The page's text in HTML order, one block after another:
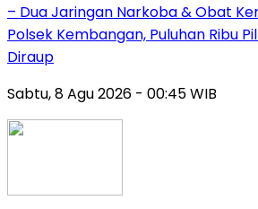
– Dua Jaringan Narkoba & Obat
Polsek Kembangan, Puluhan Ribu Pil
Diraup
Sabtu, 8 Agu 2026 - 00:45 WIB